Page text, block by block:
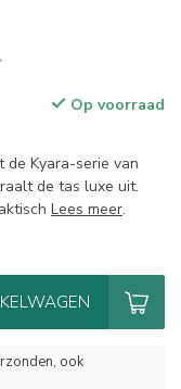
Op voorraad
de Kyara-serie van
de tas luxe uit.
Lees meer.
ook